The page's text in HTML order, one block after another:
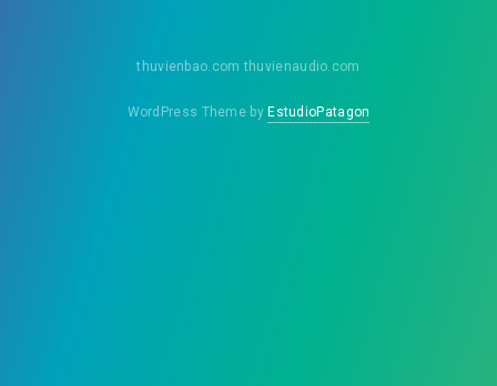
thuvienbao.com thuvienaudio.com
WordPress Theme byEstudioPatagon